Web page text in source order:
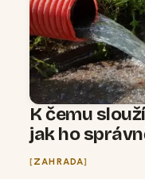
K čemu
jak ho
ZAHRADA